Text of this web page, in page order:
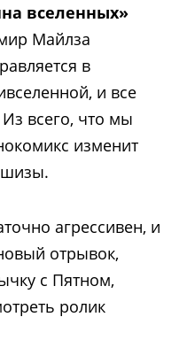
вселенных»
Майлза
в
и все
всего, что мы
изменит
агрессивен, и
отрывок,
с Пятном,
ролик